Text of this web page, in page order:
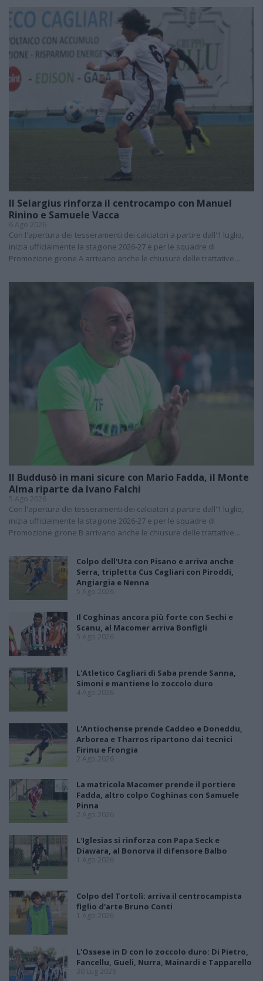
Il Selargius rinforza il centrocampo con Manuel
Rinino e Samuele Vacca
6 Ago 2026
Con l'apertura dei tesseramenti dei calciatori a partire dall'1 luglio,
inizia ufficialmente la stagione 2026-27 e per le squadre di
Promozione girone A arrivano anche le chiusure delle trattative…
Il Buddusò in mani sicure con Mario Fadda, il Monte
Alma riparte da Ivano Falchi
5 Ago 2026
Con l'apertura dei tesseramenti dei calciatori a partire dall'1 luglio,
inizia ufficialmente la stagione 2026-27 e per le squadre di
Promozione girone B arrivano anche le chiusure delle trattative…
Colpo dell'Uta con Pisano e arriva anche
Serra, tripletta Cus Cagliari con Piroddi,
Angiargia e Nenna
5 Ago 2026
Il Coghinas ancora più forte con Sechi e
Scanu, al Macomer arriva Bonfigli
5 Ago 2026
L'Atletico Cagliari di Saba prende Sanna,
Simoni e mantiene lo zoccolo duro
4 Ago 2026
L'Antiochense prende Caddeo e Doneddu,
Arborea e Tharros ripartono dai tecnici
Firinu e Frongia
2 Ago 2026
La matricola Macomer prende il portiere
Fadda, altro colpo Coghinas con Samuele
Pinna
2 Ago 2026
L'Iglesias si rinforza con Papa Seck e
Diawara, al Bonorva il difensore Balbo
1 Ago 2026
Colpo del Tortolì: arriva il centrocampista
figlio d'arte Bruno Conti
1 Ago 2026
L'Ossese in D con lo zoccolo duro: Di Pietro,
Fancellu, Gueli, Nurra, Mainardi e Tapparello
30 Lug 2026